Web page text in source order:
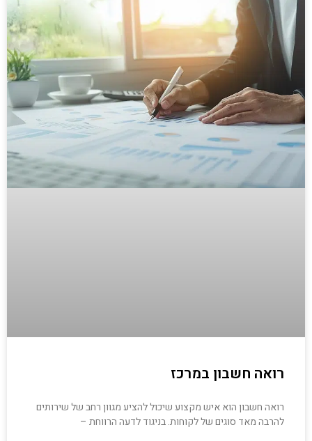
רואה חשבון במרכז
רואה חשבון הוא איש מקצוע שיכול להציע מגוון רחב של שירותים
להרבה מאד סוגים של לקוחות. בניגוד לדעה הרווחת –